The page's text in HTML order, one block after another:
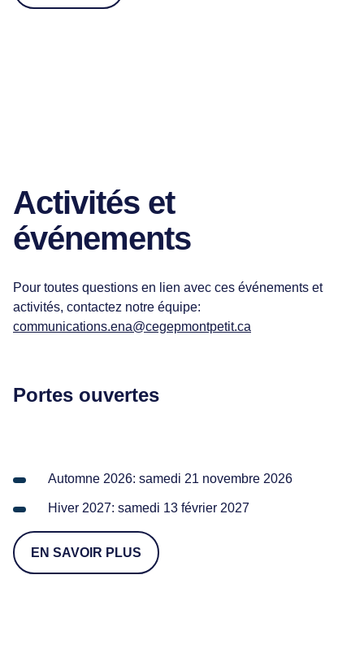
Activités et
événements
Pour toutes questions en lien avec ces événements et
activités, contactez notre équipe:
communications.ena@cegepmontpetit.ca
Portes ouvertes
Automne 2026: samedi 21 novembre 2026
Hiver 2027: samedi 13 février 2027
EN SAVOIR PLUS